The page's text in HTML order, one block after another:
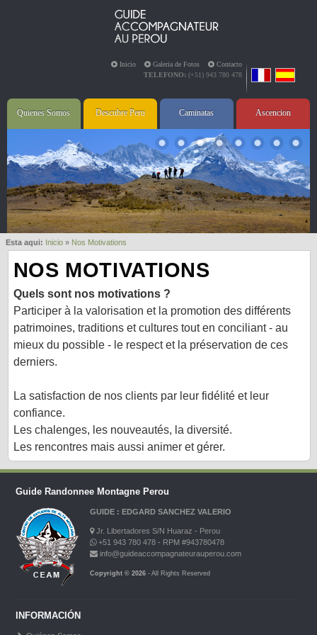
Inicio Galeria de Fotos
Contacto
TELEFONO: (+51) 943 780 478
Quienes Somos Descubre Peru Caminatas Ascencion
Esta aqui: Inicio » Nos Motivations
NOS MOTIVATIONS
Quels sont nos motivations ?
Participer à la valorisation et la promotion des différents
patrimoines, traditions et cultures tout en conciliant - au
mieux du possible - le respect et la préservation de ces
derniers.
La satisfaction de nos clients par leur fidélité et leur
confiance.
Les chalenges, les nouveautés, la diversité.
Les rencontres mais aussi animer et gérer.
Guide Randonnee Montagne Perou
GUIDE : EDGARD SANCHEZ VALERIO
Jr. Libertadores S/N Huaraz - Perou
+51 943 780 478 - RPM #943780478
info@guideaccompagnateurauperou.com
Copyright © 2026- All Rights Reserved
INFORMACIÓN